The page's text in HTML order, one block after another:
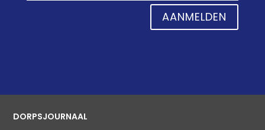
AANMELDEN
DORPSJOURNAAL